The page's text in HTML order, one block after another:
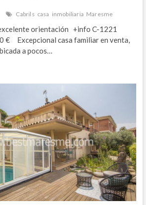
Cabrils casa inmobiliaria Maresme
orientación +info C-1221
€ Excepcional casa familiar en venta,
a pocos…